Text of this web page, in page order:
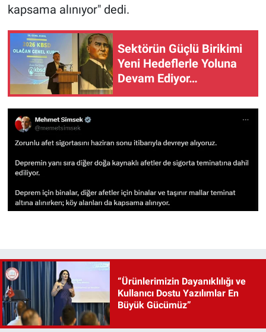
kapsama alınıyor" dedi.
Sektörün Güçlü Birikimi
Yeni Hedeflerle Yoluna
Devam Ediyor…
“Ürünlerimizin Dayanıklılığı ve
Kullanıcı Dostu Yazılımlar En
Büyük Gücümüz”